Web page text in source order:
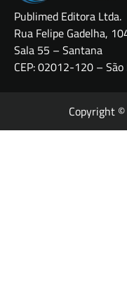
Publimed Editora Ltda.
Rua Felipe Gadelha,
Sala 55 – Santana
CEP: 02012-120 –
Copyright